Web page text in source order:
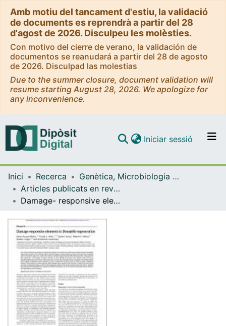
Amb motiu del tancament d'estiu, la validació
de documents es reprendrà a partir del 28
d'agost de 2026. Disculpeu les molèsties.
Con motivo del cierre de verano, la validación de
documentos se reanudará a partir del 28 de agosto
de 2026. Disculpad las molestias
Due to the summer closure, document validation will
resume starting August 28, 2026. We apologize for
any inconvenience.
Navega per tot el DD
Com publicar
Contacte
Iniciar sessió (current)
Inici Recerca
Genètica, Microbiologia i Estadística
Articles publicats en revistes (Genètica, Microbiologia i Estadística)
Damage- responsive elements in Drosophila regeneration